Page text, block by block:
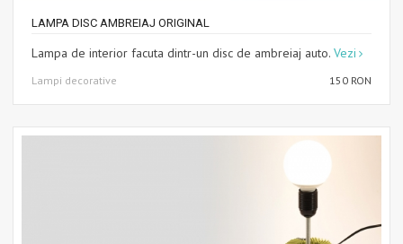
LAMPA DISC AMBREIAJ ORIGINAL
Lampa de interior facuta dintr-un disc de ambreiaj auto. Vezi
Lampi decorative 150 RON